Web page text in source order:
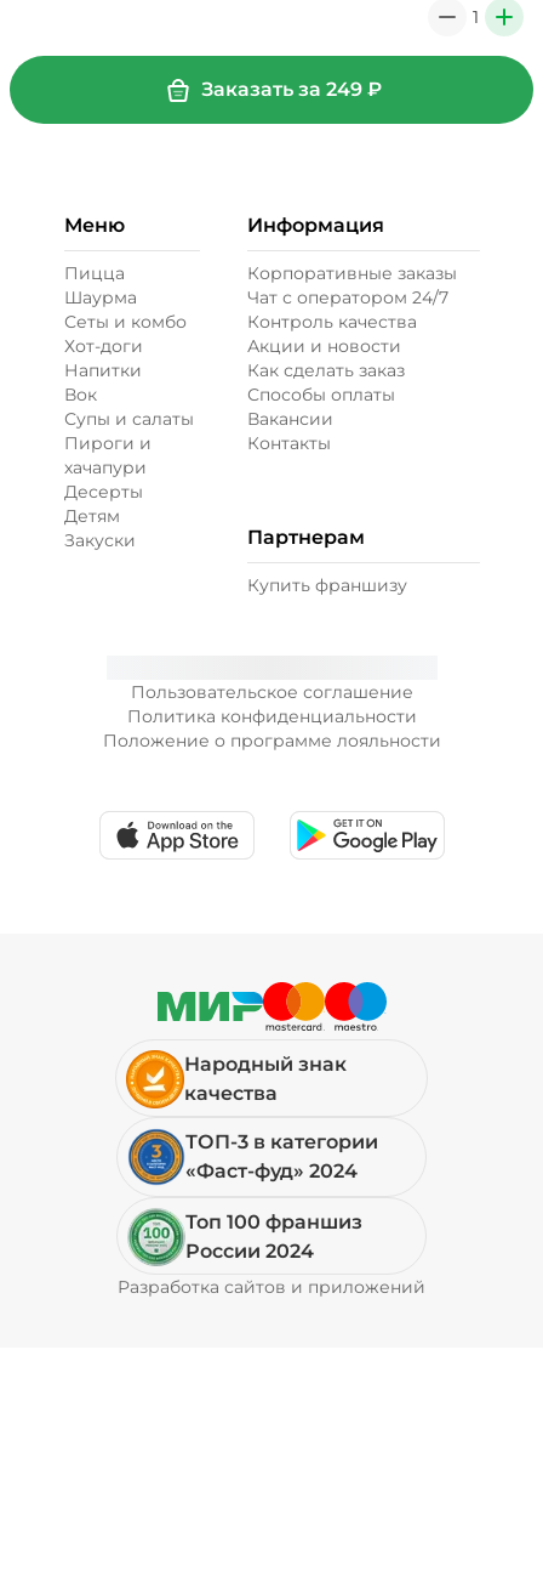
+ Картофель фри (20 г)/ 30
+ Кетчуп (10 г)/10 г
19 ₽
+ Лук карамелизированный (10
29 ₽
+ Лук красный (10 г)/10 г
+ Морковь по-корейски (10 г)/
+ Огурцы маринованные (10 г)/10
+ Огурцы свежие (10 г) /10
+ Перец халапеньо (15 г)
1 +
Заказать за 249 ₽
Пользовательское соглашение
Политика конфиденциальности
Положение о программе лояльности
Меню
Пицца
Шаурма
Сеты и комбо
Хот-доги
Напитки
Вок
Супы и салаты
Пироги и
хачапури
Десерты
Детям
Закуски
Информация
Корпоративные заказы
Чат с оператором 24/7
Контроль качества
Акции и новости
Как сделать заказ
Способы оплаты
Вакансии
Контакты
Партнерам
Купить франшизу
Народный знак
качества
ТОП-3 в категории
«Фаст-фуд» 2024
Топ 100 франшиз
России 2024
Разработка сайтов и приложений
Pyrobyte